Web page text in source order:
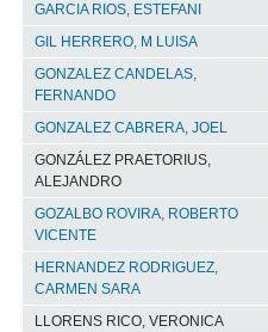
GARCIA RIOS, ESTEFANI
GIL HERRERO, M LUISA
GONZALEZ CANDELAS,
FERNANDO
GONZALEZ CABRERA, JOEL
GONZÁLEZ PRAETORIUS,
ALEJANDRO
GOZALBO ROVIRA, ROBERTO
VICENTE
HERNANDEZ RODRIGUEZ,
CARMEN SARA
LLORENS RICO, VERONICA